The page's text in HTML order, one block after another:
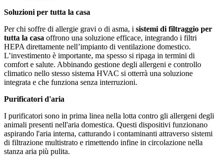
Soluzioni per tutta la casa
Per chi soffre di allergie gravi o di asma, i sistemi di filtraggio per
tutta la casa offrono una soluzione efficace, integrando i filtri
HEPA direttamente nell’impianto di ventilazione domestico.
L’investimento è importante, ma spesso si ripaga in termini di
comfort e salute. Abbinando gestione degli allergeni e controllo
climatico nello stesso sistema HVAC si otterrà una soluzione
integrata e che funziona senza interruzioni.
Purificatori d'aria
I purificatori sono in prima linea nella lotta contro gli allergeni degli
animali presenti nell'aria domestica. Questi dispositivi funzionano
aspirando l'aria interna, catturando i contaminanti attraverso sistemi
di filtrazione multistrato e rimettendo infine in circolazione nella
stanza aria più pulita.